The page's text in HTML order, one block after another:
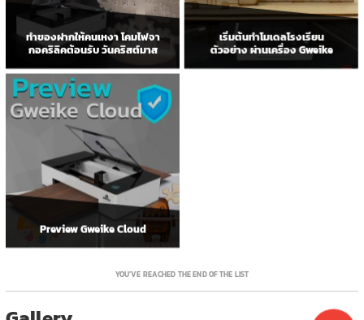
ทำของฝากให้คนเหงา โคมไฟจา
กอคริลิคต้อนรับ วันคริสต์มาส
เริ่มต้นทำโมเดลโรงเรียน
ตัวอย่าง ผ่านเครื่อง Gweike
Preview Gweike Cloud
YOU’VE REACHED THE END OF THE LIST